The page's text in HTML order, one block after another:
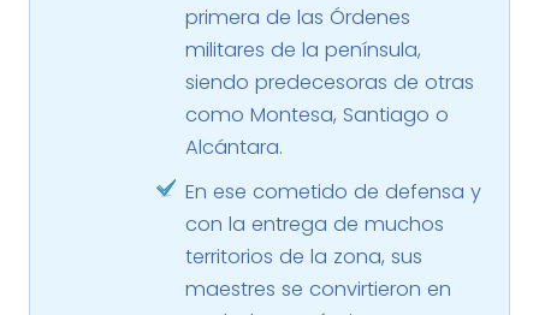
primera de las Órdenes
militares de la península,
siendo predecesoras de otras
como Montesa, Santiago o
Alcántara.
En ese cometido de defensa y
con la entrega de muchos
territorios de la zona, sus
maestres se convirtieron en